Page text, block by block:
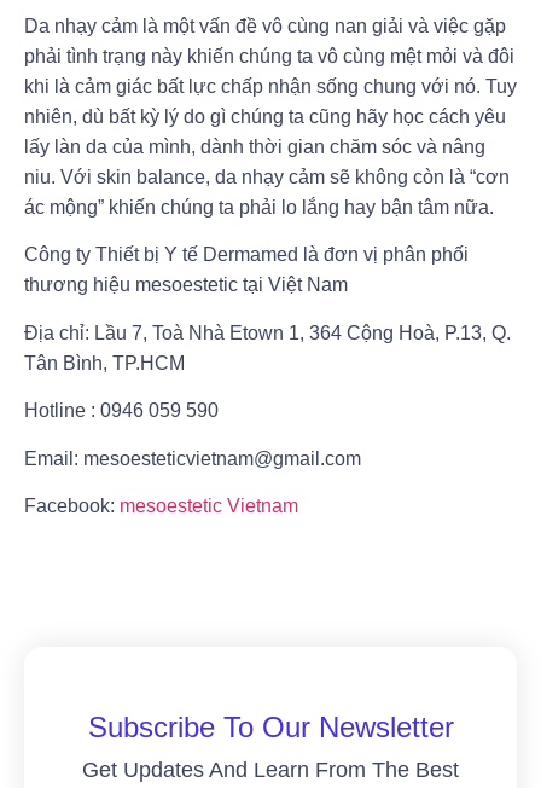
Da nhạy cảm là một vấn đề vô cùng nan giải và việc gặp
phải tình trạng này khiến chúng ta vô cùng mệt mỏi và đôi
khi là cảm giác bất lực chấp nhận sống chung với nó. Tuy
nhiên, dù bất kỳ lý do gì chúng ta cũng hãy học cách yêu
lấy làn da của mình, dành thời gian chăm sóc và nâng
niu. Với skin balance, da nhạy cảm sẽ không còn là “cơn
ác mộng” khiến chúng ta phải lo lắng hay bận tâm nữa.
Công ty Thiết bị Y tế Dermamed là đơn vị phân phối
thương hiệu mesoestetic tại Việt Nam
Địa chỉ: Lầu 7, Toà Nhà Etown 1, 364 Cộng Hoà, P.13, Q.
Tân Bình, TP.HCM
Hotline : 0946 059 590
Email: mesoesteticvietnam@gmail.com
Facebook: mesoestetic Vietnam
Subscribe To Our Newsletter
Get Updates And Learn From The Best